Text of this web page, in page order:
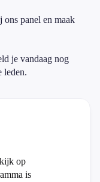
panel en maak
je vandaag nog
leden.
op
is